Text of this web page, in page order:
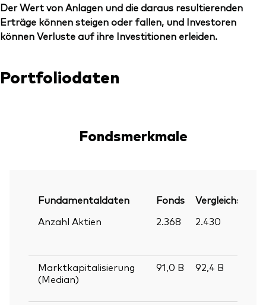
Der Wert von Anlagen und die daraus resultierenden
Erträge können steigen oder fallen, und Investoren
können Verluste auf ihre Investitionen erleiden.
Portfoliodaten
Fondsmerkmale
Fundamentaldaten Fonds
Vergleichsindex
Anzahl Aktien
2.368 2.430
Marktkapitalisierung
(Median)
91,0 B 92,4 B